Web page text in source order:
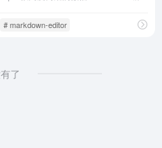
# markdown-editor
了